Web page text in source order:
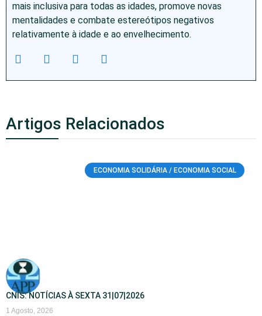
mais inclusiva para todas as idades, promove novas
mentalidades e combate estereótipos negativos
relativamente à idade e ao envelhecimento.
Artigos Relacionados
ECONOMIA SOLIDÁRIA / ECONOMIA SOCIAL
CNIS: NOTÍCIAS À SEXTA 31|07|2026
1 Agosto, 2026